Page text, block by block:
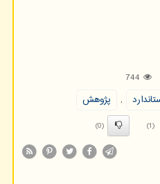
744
,
پژوهش
(1)
(0)